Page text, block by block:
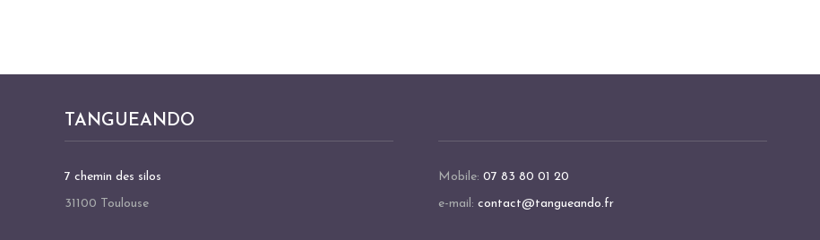
TANGUEANDO
7 chemin des silos
31100 Toulouse
Mobile: 07 83 80 01 20
e-mail: contact@tangueando.fr